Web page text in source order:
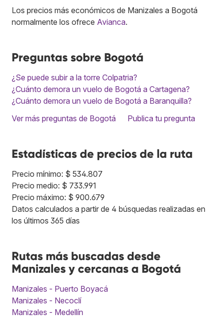
Los precios más económicos de Manizales a Bogotá
normalmente los ofrece Avianca.
Preguntas sobre Bogotá
¿Se puede subir a la torre Colpatria?
¿Cuánto demora un vuelo de Bogotá a Cartagena?
¿Cuánto demora un vuelo de Bogotá a Baranquilla?
Ver más preguntas de Bogotá
Publica tu pregunta
Estadísticas de precios de la ruta
Precio mínimo: $ 534.807
Precio medio: $ 733.991
Precio máximo: $ 900.679
Datos calculados a partir de 4 búsquedas realizadas en
los últimos 365 días
Rutas más buscadas desde
Manizales y cercanas a Bogotá
Manizales - Puerto Boyacá
Manizales - Necoclí
Manizales - Medellín